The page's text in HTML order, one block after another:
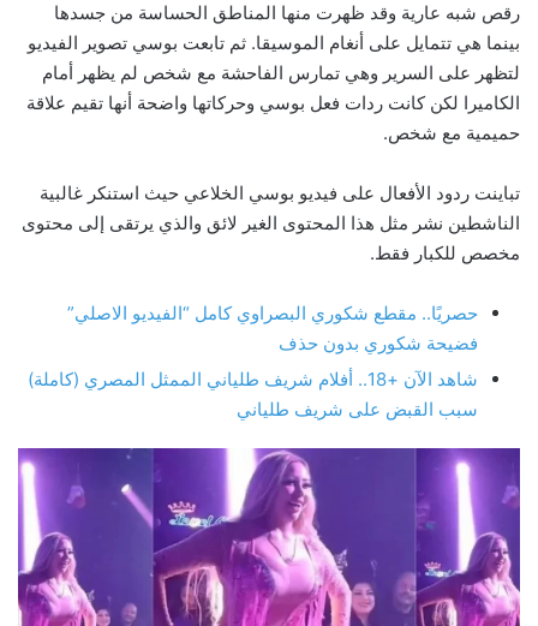
رقص شبه عارية وقد ظهرت منها المناطق الحساسة من جسدها
بينما هي تتمايل على أنغام الموسيقا. ثم تابعت بوسي تصوير الفيديو
لتظهر على السرير وهي تمارس الفاحشة مع شخص لم يظهر أمام
الكاميرا لكن كانت ردات فعل بوسي وحركاتها واضحة أنها تقيم علاقة
حميمية مع شخص.
تباينت ردود الأفعال على فيديو بوسي الخلاعي حيث استنكر غالبية
الناشطين نشر مثل هذا المحتوى الغير لائق والذي يرتقى إلى محتوى
مخصص للكبار فقط.
حصريًا.. مقطع شكوري البصراوي كامل “الفيديو الاصلي”
فضيحة شكوري بدون حذف
شاهد الآن +18.. أفلام شريف طلياني الممثل المصري (كاملة)
سبب القبض على شريف طلياني